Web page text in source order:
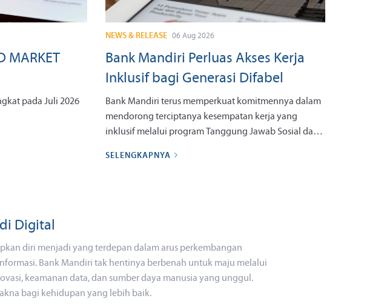
MARKET
pada Juli 2026
NEWS & RELEASE 06 Aug 2026
Bank Mandiri Perluas Akses Kerja
Inklusif bagi Generasi Difabel
Bank Mandiri terus memperkuat komitmennya dalam
mendorong terciptanya kesempatan kerja yang
inklusif melalui program Tanggung Jawab Sosial dan
SELENGKAPNYA
Digital
diri menjadi yang terdepan dalam arus perkembangan
Bank Mandiri tak hentinya berbenah untuk maju melalui
keamanan data, dan sumber daya manusia yang unggul.
bagi kehidupan yang lebih baik.